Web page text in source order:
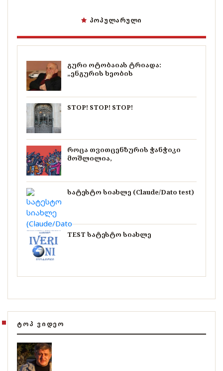
ᲞᲝᲞᲣᲚᲐᲠᲣᲚᲘ
გური ოტობაიას ტრიადა:
„ენგურის ხეობის
STOP! STOP! STOP!
როცა თვითცენზურის ჭანჭიკი
მოშლილია,
სატესტო სიახლე (Claude/Dato test)
TEST სატესტო სიახლე
ᲢᲝᲞ ᲕᲘᲓᲔᲝ